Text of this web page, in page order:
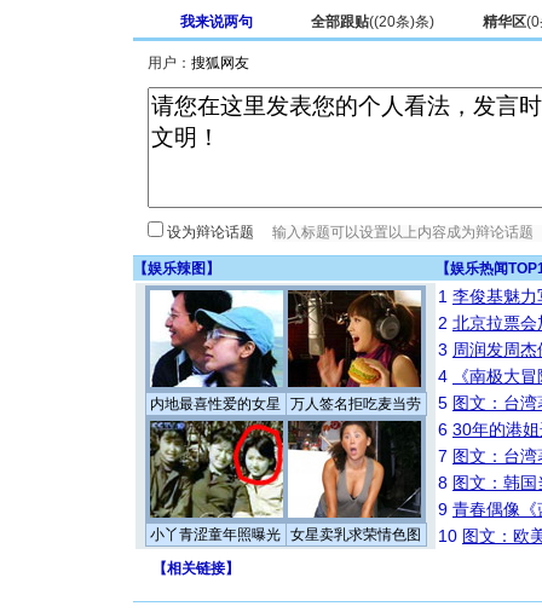
我来说两句 全部跟贴((20条)条) 精华区(0
用户：
设为辩论话题
【娱乐辣图 】 【娱乐热闻
内地最喜性爱的女星 万人签名拒吃麦当劳
小丫青涩童年照曝光 女星卖乳求荣情色图
1 李俊基魅力
2 北京拉票
3 周润发周
4
《南极大
5 图文：台
6 30年的港
7 图文：台
8 图文：韩
9 青春偶像《
10 图文：欧
【相关链接】